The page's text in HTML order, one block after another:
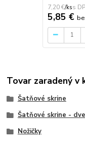
7,20 €/ks
5,85 €
Tovar zaradený v
Šatňové skrine
Šatňové skrine -
Nožičky